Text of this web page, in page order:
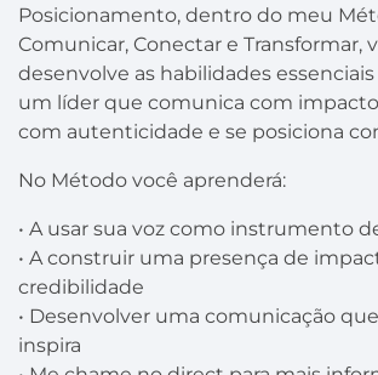
Posicionamento, dentro do meu
Comunicar, Conectar e Transformar,
desenvolve as habilidades
um líder que comunica com
com autenticidade e se posiciona
No Método você aprenderá:
• A usar sua voz como instrumento
• A construir uma presença de
credibilidade
• Desenvolver uma comunicação
inspira